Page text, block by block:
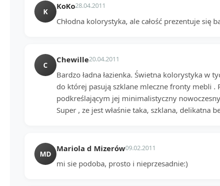
K
KoKo28.04.2011
Chłodna kolorystyka, ale całość prezentuje się
C
Chewille20.04.2011
Bardzo ładna łazienka. Świetna kolorystyka w
do której pasują szklane mleczne fronty mebli .
podkreślającym jej minimalistyczny
Super , ze jest właśnie taka, szklana, delikatna
MD
Mariola d Mizerów09.02.2011
mi sie podoba, prosto i nieprzesadnie:)